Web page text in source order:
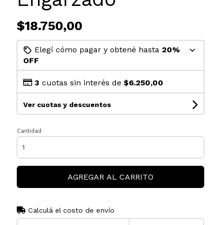
$18.750,00
Elegí cómo pagar y obtené hasta 20%
OFF
3 cuotas sin interés de $6.250,00
Ver cuotas y descuentos
Cantidad
AGREGAR AL CARRITO
Calculá el costo de envío